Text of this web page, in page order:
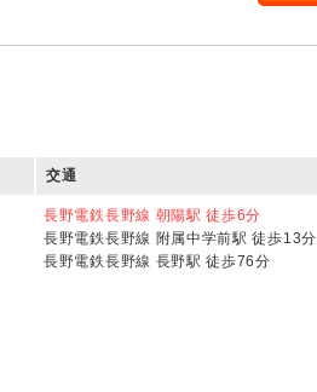
交通
長野電鉄長野線 朝陽駅 徒歩6分
長野電鉄長野線 附属中学前駅 徒歩13分
長野電鉄長野線 長野駅 徒歩76分